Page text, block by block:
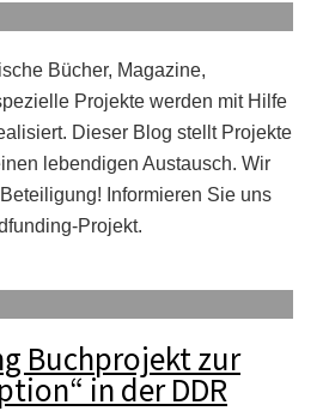
Bücher, Magazine,
Projekte werden mit Hilfe
Dieser Blog stellt Projekte
lebendigen Austausch. Wir
Informieren Sie uns
Projekt.
Buchprojekt zur
in der DDR